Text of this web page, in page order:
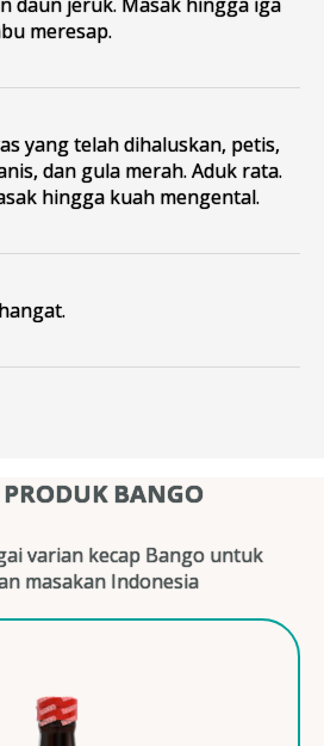
meresap.
yang telah dihaluskan, petis,
dan gula merah. Aduk rata.
hingga kuah mengental.
BANGO
varian kecap Bango untuk
masakan Indonesia